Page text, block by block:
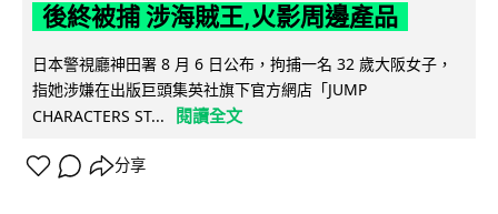
後終被捕 涉海賊王,火影周邊產品
日本警視廳神田署 8 月 6 日公布，拘捕一名 32 歲大阪女子，
指她涉嫌在出版巨頭集英社旗下官方網店「JUMP
CHARACTERS ST...
閱讀全文
分享